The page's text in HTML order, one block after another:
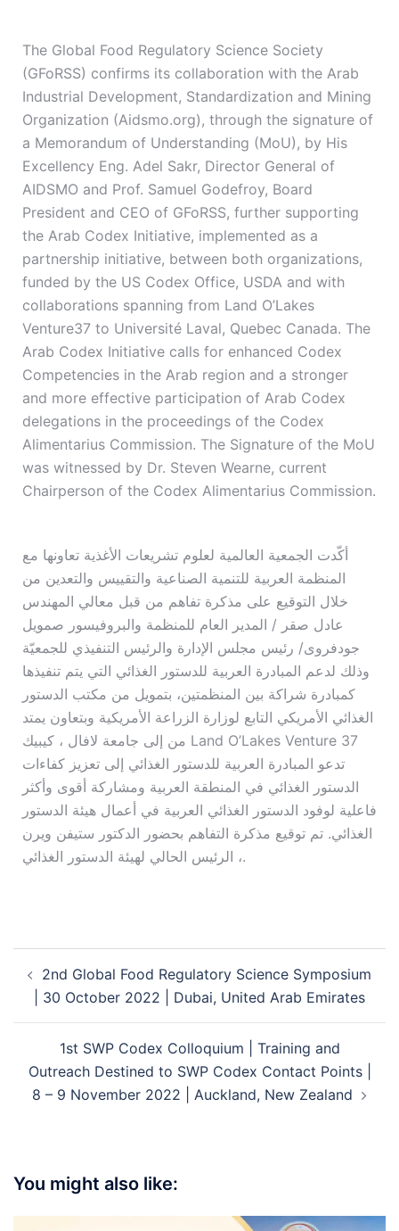
The Global Food Regulatory Science Society
(GFoRSS) confirms its collaboration with the Arab
Industrial Development, Standardization and Mining
Organization (Aidsmo.org), through the signature of
a Memorandum of Understanding (MoU), by His
Excellency Eng. Adel Sakr, Director General of
AIDSMO and Prof. Samuel Godefroy, Board
President and CEO of GFoRSS, further supporting
the Arab Codex Initiative, implemented as a
partnership initiative, between both organizations,
funded by the US Codex Office, USDA and with
collaborations spanning from Land O’Lakes
Venture37 to Université Laval, Quebec Canada. The
Arab Codex Initiative calls for enhanced Codex
Competencies in the Arab region and a stronger
and more effective participation of Arab Codex
delegations in the proceedings of the Codex
Alimentarius Commission. The Signature of the MoU
was witnessed by Dr. Steven Wearne, current
Chairperson of the Codex Alimentarius Commission.
أكّدت الجمعية العالمية لعلوم تشريعات الأغذية تعاونها مع
المنظمة العربية للتنمية الصناعية والتقييس والتعدين من
خلال التوقيع على مذكرة تفاهم من قبل معالي المهندس
عادل صقر / المدير العام للمنظمة والبروفيسور صمويل
جودفروى/ رئيس مجلس الإدارة والرئيس التنفيذي للجمعيّة
وذلك لدعم المبادرة العربية للدستور الغذائي التي يتم تنفيذها
كمبادرة شراكة بين المنظمتين، بتمويل من مكتب الدستور
الغذائي الأمريكي التابع لوزارة الزراعة الأمريكية وبتعاون يمتد
من إلى جامعة لافال ، كيبيك Land O’Lakes Venture 37
تدعو المبادرة العربية للدستور الغذائي إلى تعزيز كفاءات
الدستور الغذائي في المنطقة العربية ومشاركة أقوى وأكثر
فاعلية لوفود الدستور الغذائي العربية في أعمال هيئة الدستور
الغذائي. تم توقيع مذكرة التفاهم بحضور الدكتور ستيفن ويرن
، الرئيس الحالي لهيئة الدستور الغذائي.
2nd Global Food Regulatory Science Symposium
| 30 October 2022 | Dubai, United Arab Emirates
1st SWP Codex Colloquium | Training and
Outreach Destined to SWP Codex Contact Points |
8 – 9 November 2022 | Auckland, New Zealand
You might also like: